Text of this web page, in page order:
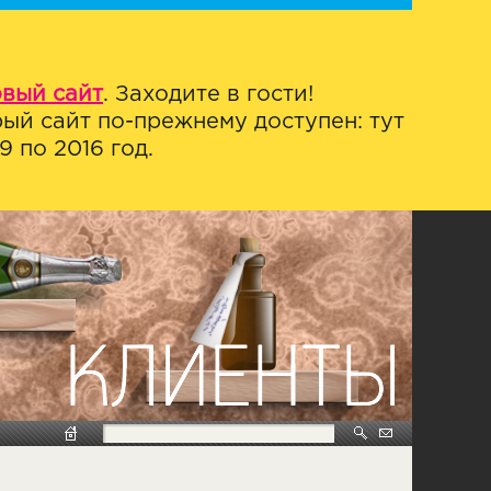
сайт. Заходите в гости!
сайт по-прежнему доступен: тут
по 2016 год.